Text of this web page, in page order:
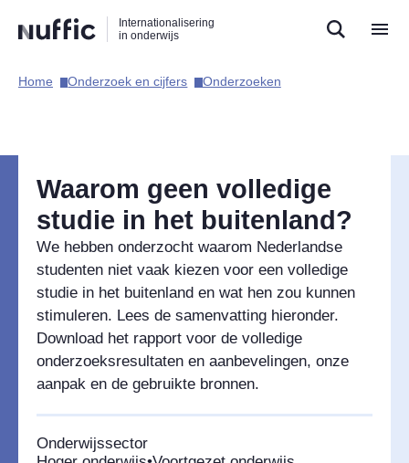
naar
zoekfunctie
naar
hoofdnavigatie
naar
inhoud
Internationalisering
in onderwijs
Hoofdnavigatie
Home​ Onderzoek en cijfers​ Onderzoeken​
Waarom geen volledige
studie in het buitenland?
We hebben onderzocht waarom Nederlandse
studenten niet vaak kiezen voor een volledige
studie in het buitenland en wat hen zou kunnen
stimuleren. Lees de samenvatting hieronder.
Download het rapport voor de volledige
onderzoeksresultaten en aanbevelingen, onze
aanpak en de gebruikte bronnen.
Onderwijssector